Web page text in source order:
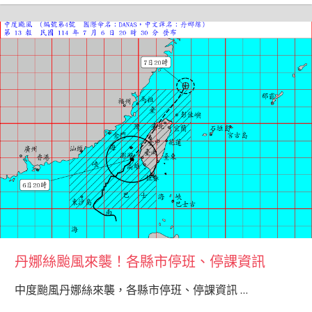
丹娜絲颱風來襲！各縣市停班、停課資訊
中度颱風丹娜絲來襲，各縣市停班、停課資訊…